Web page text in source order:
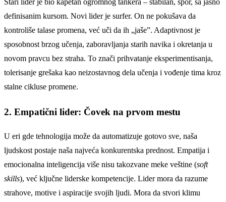
definisanim kursom. Novi lider je surfer. On ne pokušava da
kontroliše talase promena, već uči da ih „jaše”. Adaptivnost je
sposobnost brzog učenja, zaboravljanja starih navika i okretanja u
novom pravcu bez straha. To znači prihvatanje eksperimentisanja,
tolerisanje grešaka kao neizostavnog dela učenja i vođenje tima kroz
stalne cikluse promene.
2. Empatični lider: Čovek na prvom mestu
U eri gde tehnologija može da automatizuje gotovo sve, naša
ljudskost postaje naša najveća konkurentska prednost. Empatija i
emocionalna inteligencija više nisu takozvane meke veštine (soft
skills), već ključne liderske kompetencije. Lider mora da razume
strahove, motive i aspiracije svojih ljudi. Mora da stvori klimu